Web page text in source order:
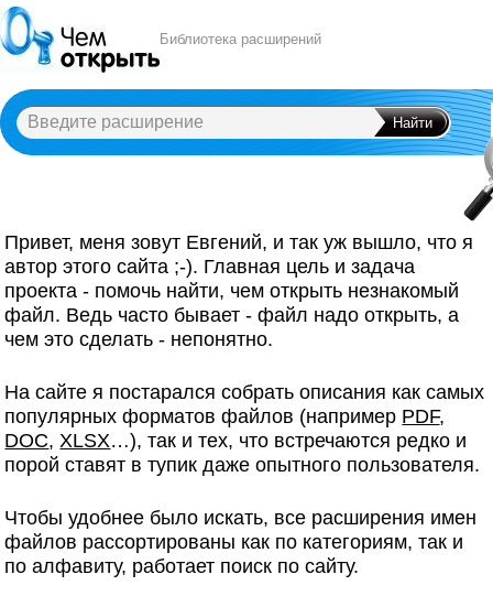
Библиотека расширений
X
Привет, меня зовут Евгений, и так уж вышло, что я
автор этого сайта ;-). Главная цель и задача
проекта - помочь найти, чем открыть незнакомый
файл. Ведь часто бывает - файл надо открыть, а
чем это сделать - непонятно.
На сайте я постарался собрать описания как самых
популярных форматов файлов (например PDF,
DOC,XLSX…), так и тех, что встречаются редко и
порой ставят в тупик даже опытного пользователя.
Чтобы удобнее было искать, все расширения имен
файлов рассортированы как по категориям, так и
по алфавиту, работает поиск по сайту.